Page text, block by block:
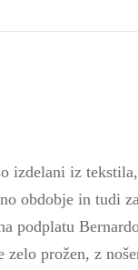
izdelani iz
obdobje in tudi
podplatu
zelo prožen, z